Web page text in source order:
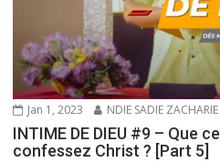
Jan 1, 2023 NDIE SADIE ZACHARIE
INTIME DE DIEU #9 – Que
confessez Christ ? [Part 5]